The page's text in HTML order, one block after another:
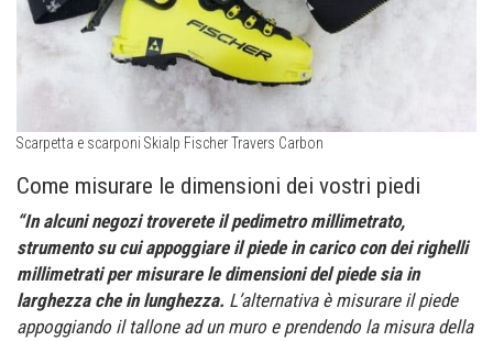
Scarpetta e scarponi Skialp Fischer Travers Carbon
Come misurare le dimensioni dei vostri piedi
“In alcuni negozi troverete il pedimetro millimetrato,
strumento su cui appoggiare il piede in carico con dei righelli
millimetrati per misurare le dimensioni del piede sia in
larghezza che in lunghezza. L’alternativa è misurare il piede
appoggiando il tallone ad un muro e prendendo la misura della